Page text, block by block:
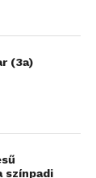
(3a)
színpadi